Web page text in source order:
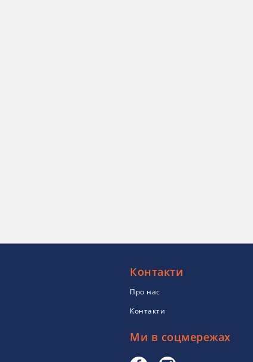
Контакти
Про нас
Контакти
Ми в соцмережах